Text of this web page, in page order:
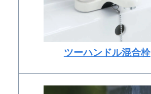
ツーハンドル混合栓